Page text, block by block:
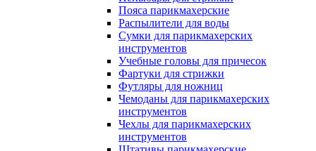
Пояса парикмахерские
Распылители для воды
Сумки для парикмахерских
инструментов
Учебные головы для причесок
Фартуки для стрижки
Футляры для ножниц
Чемоданы для парикмахерских
инструментов
Чехлы для парикмахерских
инструментов